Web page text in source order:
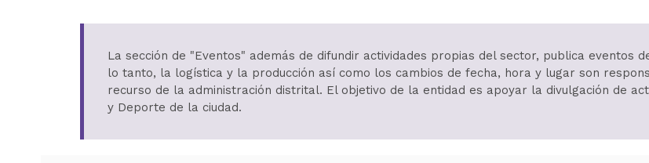
La sección de "Eventos" además de difundir actividades propias del sector, publica eventos
lo tanto, la logística y la producción así como los cambios de fecha, hora y lugar son
recurso de la administración distrital. El objetivo de la entidad es apoyar la divulgación de
y Deporte de la ciudad.